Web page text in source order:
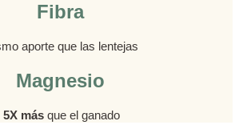
Fibra
aporte que las lentejas
Magnesio
5X más que el ganado